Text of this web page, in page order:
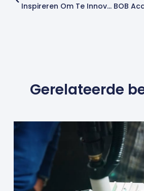
Inspireren Om Te Innoveren
Gerelateerde